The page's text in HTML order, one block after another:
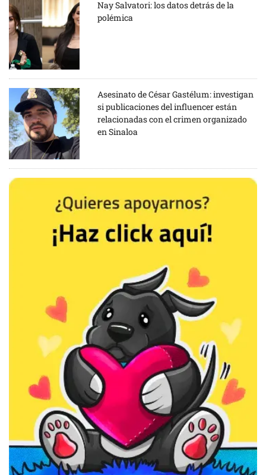
Nay Salvatori: los datos detrás de la
polémica
Asesinato de César Gastélum: investigan
si publicaciones del influencer están
relacionadas con el crimen organizado
en Sinaloa